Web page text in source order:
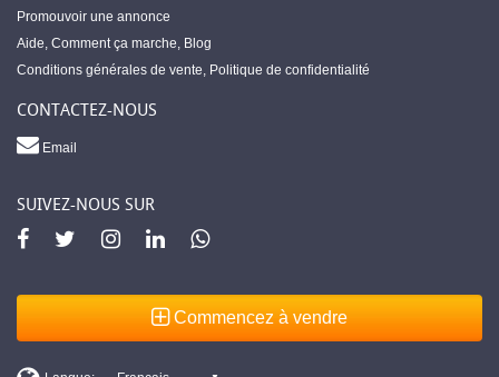
Promouvoir une annonce
Aide, Comment ça marche, Blog
Conditions générales de vente, Politique de confidentialité
CONTACTEZ-NOUS
Email
SUIVEZ-NOUS SUR
Commencez à vendre